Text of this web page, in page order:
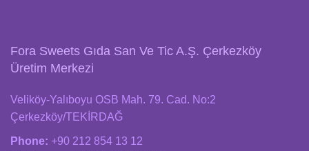
Fora Sweets Gıda San Ve Tic A.Ş. Çerkezköy
Üretim Merkezi
Veliköy-Yalıboyu OSB Mah. 79. Cad. No:2
Çerkezköy/TEKİRDAĞ
Phone: +90 212 854 13 12